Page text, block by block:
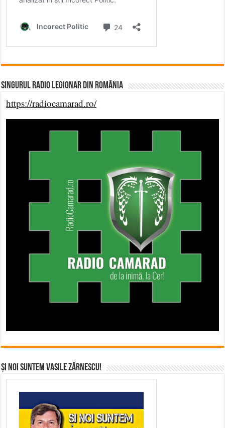
Singurul Radio Legionar din România
https://radiocamarad.ro/
Și noi suntem Vasile Zărnescu!